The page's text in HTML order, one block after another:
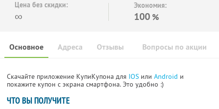
Цена без скидки:
∞
Экономия:
100 %
Основное Отзывы Вопросы по акции
Адреса
Скачайте приложение КупиКупона для IOS или Android и
покажите купон с экрана смартфона. Это удобно :)
ЧТО ВЫ ПОЛУЧИТЕ